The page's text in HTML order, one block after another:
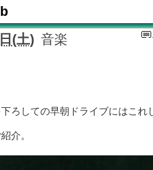
(土) 音楽
ろしての早朝ドライブにはこれ
介。